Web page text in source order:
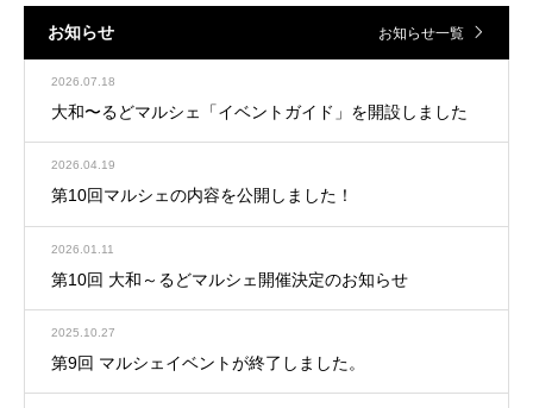
お知らせ お知らせ一覧
2026.07.18
大和〜るどマルシェ「イベントガイド」を開設しました
2026.04.19
第10回マルシェの内容を公開しました！
2026.01.11
第10回 大和～るどマルシェ開催決定のお知らせ
2025.10.27
第9回 マルシェイベントが終了しました。